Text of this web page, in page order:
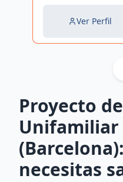
Ver Perfil
Proyecto
Unifamiliar
necesitas